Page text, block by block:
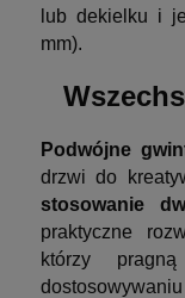
lub dekielku i
mm).
Podwójne
drzwi do
stosowanie
praktyczne
którzy